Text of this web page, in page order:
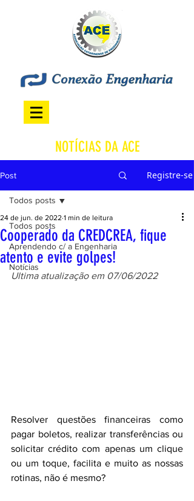
NOTÍCIAS DA ACE
Post Registre-se
Todos posts
Aprendendo c/ a Engenharia
Notícias
Todos posts
Cooperado da CREDCREA, fique
atento e evite golpes!
24 de jun. de 2022 1 min de leitura
Ultima atualização em 07/06/2022
Resolver questões financeiras como
pagar boletos, realizar transferências ou
solicitar crédito com apenas um clique
ou um toque, facilita e muito as nossas
rotinas, não é mesmo?